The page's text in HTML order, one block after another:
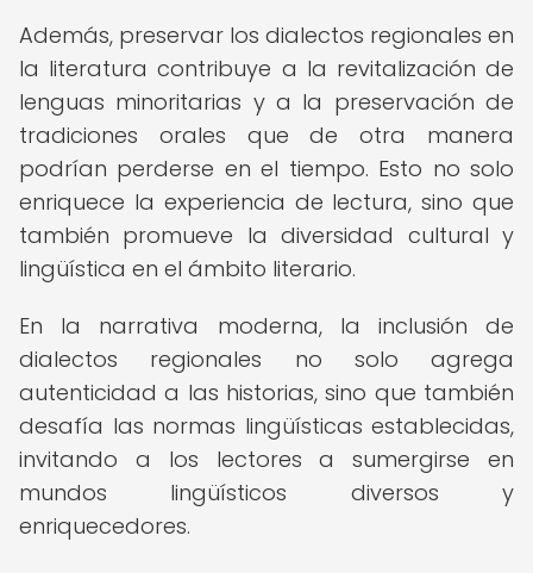
Además, preservar los dialectos regionales en
la literatura contribuye a la revitalización de
lenguas minoritarias y a la preservación de
tradiciones orales que de otra manera
podrían perderse en el tiempo. Esto no solo
enriquece la experiencia de lectura, sino que
también promueve la diversidad cultural y
lingüística en el ámbito literario.
En la narrativa moderna, la inclusión de
dialectos regionales no solo agrega
autenticidad a las historias, sino que también
desafía las normas lingüísticas establecidas,
invitando a los lectores a sumergirse en
mundos lingüísticos diversos y
enriquecedores.